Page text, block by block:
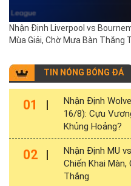
Nhận Định Liverpool vs
Mùa Giải, Chờ Mưa Bàn Thắng
TIN NÓNG BÓNG ĐÁ
01
Nhận Định
16/8): Cựu
Khủng Hoảng?
02
Nhận Định MU
Chiến Khai
Thắng